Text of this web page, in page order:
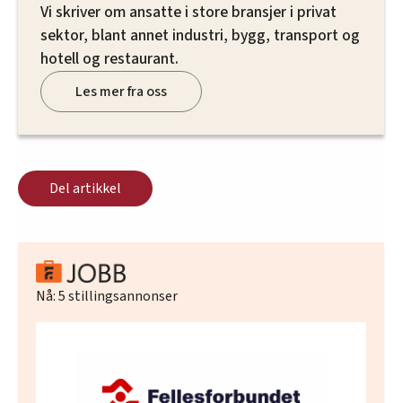
oversikten lengre ned på denne siden.
Vi skriver om ansatte i store bransjer i privat
sektor, blant annet industri, bygg, transport og
hotell og restaurant.
Les mer fra oss
Del artikkel
Nå:5stillingsannonser